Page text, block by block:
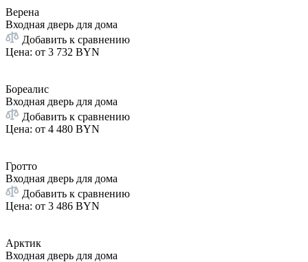
Верена
Входная дверь для дома
Добавить к сравнению
Цена: от 3 732 BYN
Бореалис
Входная дверь для дома
Добавить к сравнению
Цена: от 4 480 BYN
Гротто
Входная дверь для дома
Добавить к сравнению
Цена: от 3 486 BYN
Арктик
Входная дверь для дома